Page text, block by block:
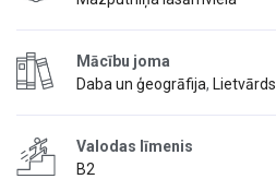
Mācību joma
Daba un ģeogrāfija, Lietvārds
Valodas līmenis
B2